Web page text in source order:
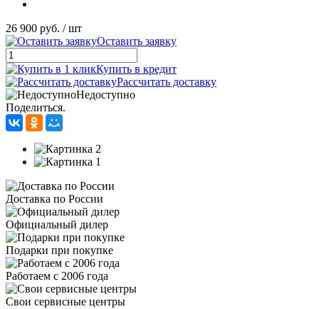
26 900 руб. / шт
Оставить заявку
Купить в кредит
Рассчитать доставку
Недоступно
Поделиться.
Доставка по России
Официальный дилер
Подарки при покупке
Работаем с 2006 года
Свои сервисные центры